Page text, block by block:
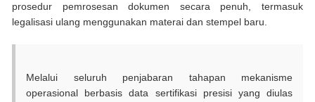
prosedur pemrosesan dokumen secara penuh, termasuk
legalisasi ulang menggunakan materai dan stempel baru.
Melalui seluruh penjabaran tahapan mekanisme
operasional berbasis data sertifikasi presisi yang diulas